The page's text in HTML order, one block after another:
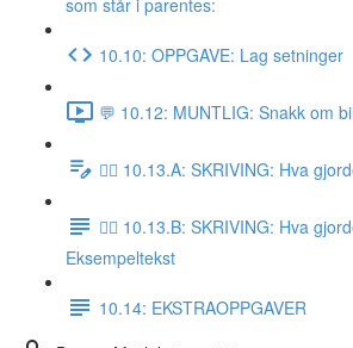
som står i parentes:
10.10: OPPGAVE: Lag setninger
💬 10.12: MUNTLIG: Snakk om
✍🏼 10.13.A: SKRIVING: Hva
✍🏼 10.13.B: SKRIVING: Hva
Eksempeltekst
10.14: EKSTRAOPPGAVER